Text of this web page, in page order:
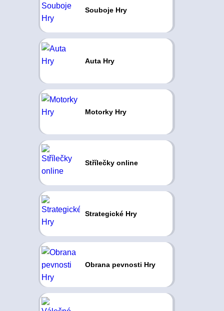
Souboje Hry
Auta Hry
Motorky Hry
Střílečky online
Strategické Hry
Obrana pevnosti Hry